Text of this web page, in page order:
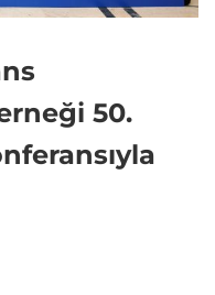
50.